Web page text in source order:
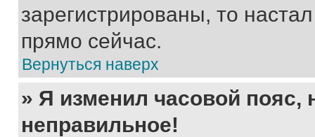
зарегистрированы, то
прямо сейчас.
Вернуться наверх
» Я изменил часовой пояс,
неправильное!